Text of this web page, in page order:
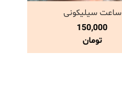
مشاهده و خرید
ساعت سیلیکونی
150,000
تومان